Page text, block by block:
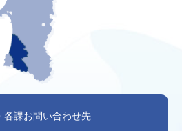
各課お問い合わせ先